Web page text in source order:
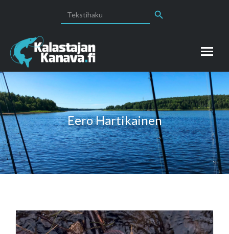
for:
Eero Hartikainen